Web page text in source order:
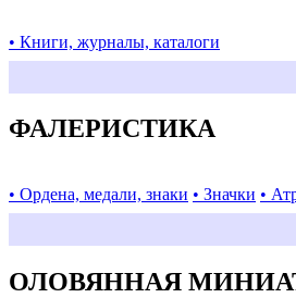
• Книги, журналы, каталоги
ФАЛЕРИСТИКА
• Ордена, медали, знаки • Значки •
ОЛОВЯННАЯ